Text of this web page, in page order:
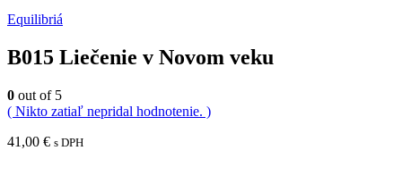
Equilibriá
B015 Liečenie v Novom veku
0 out of 5
( Nikto zatiaľ nepridal hodnotenie. )
41,00 € s DPH